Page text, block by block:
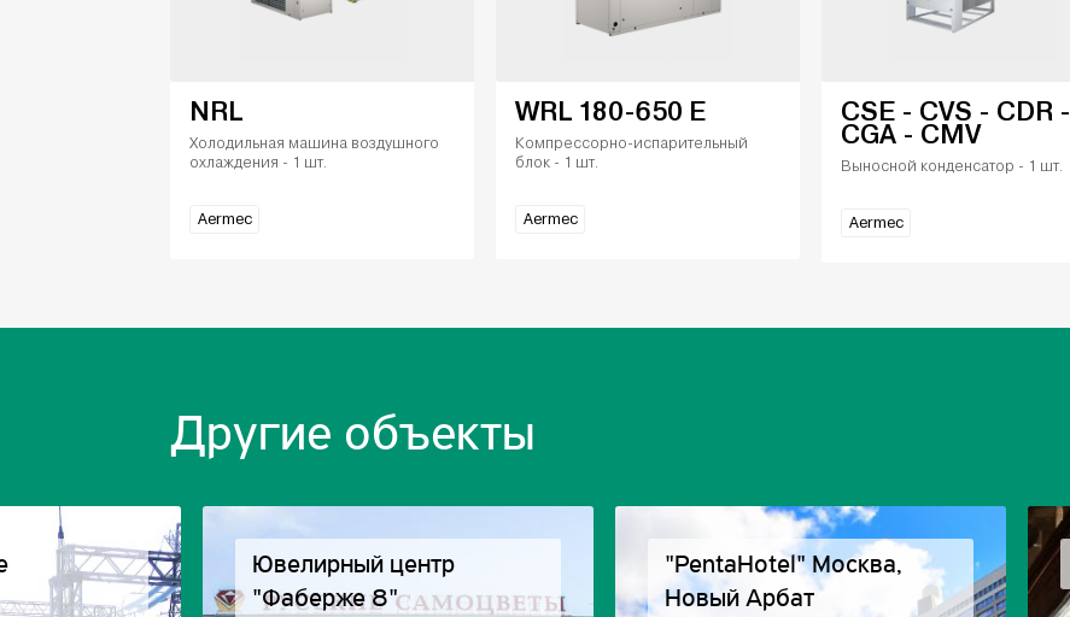
NRL
Холодильная машина воздушного
охлаждения - 1 шт.
Aermec
WRL 180-650 E
Компрессорно-испарительный
блок - 1 шт.
Aermec
CSE - CVS - CDR -
CGA - CMV
Выносной конденсатор - 1 шт.
Aermec
Другие объекты
Ювелирный центр
"Фаберже 8"
"PentaHotel" Москва,
Новый Арбат